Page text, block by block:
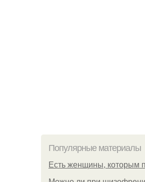
Популярные материалы
Есть женщины, которым